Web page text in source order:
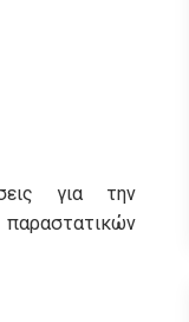
για την